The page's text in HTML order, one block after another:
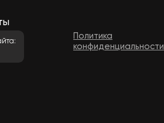
Политика
конфиденциальности